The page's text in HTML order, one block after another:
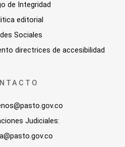
de Integridad
editorial
Sociales
directrices de accesibilidad
Judiciales: